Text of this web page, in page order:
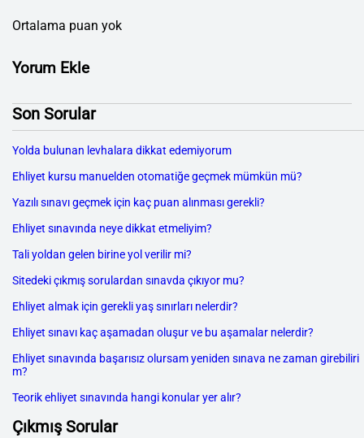
Ortalama puan yok
Yorum Ekle
Son Sorular
Yolda bulunan levhalara dikkat edemiyorum
Ehliyet kursu manuelden otomatiğe geçmek mümkün mü?
Yazılı sınavı geçmek için kaç puan alınması gerekli?
Ehliyet sınavında neye dikkat etmeliyim?
Tali yoldan gelen birine yol verilir mi?
Sitedeki çıkmış sorulardan sınavda çıkıyor mu?
Ehliyet almak için gerekli yaş sınırları nelerdir?
Ehliyet sınavı kaç aşamadan oluşur ve bu aşamalar nelerdir?
Ehliyet sınavında başarısız olursam yeniden sınava ne zaman girebiliri
m?
Teorik ehliyet sınavında hangi konular yer alır?
Çıkmış Sorular